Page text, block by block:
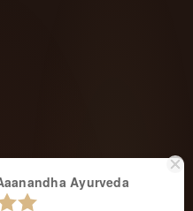
Ayurveda